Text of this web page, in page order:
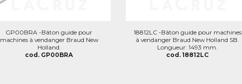
GP00BRA -Bâton guide pour
machines à vendanger Braud New
Holland.
cod. GP00BRA
18812LC -Bâton guide pour machines
à vendanger Braud New Holland SB.
Longueur: 1493 mm.
cod. 18812LC